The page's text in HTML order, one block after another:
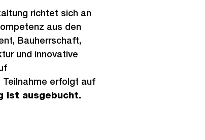
richtet sich an
aus den
Bauherrschaft,
und innovative
Teilnahme erfolgt auf
ist ausgebucht.